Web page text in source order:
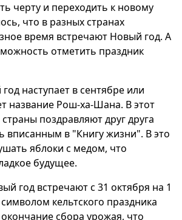
черту и переходить к новому
что в разных странах
время встречают Новый год. А
отметить праздник
наступает в сентябре или
название Рош-ха-Шана. В этот
поздравляют друг друга
вписанным в "Книгу жизни". В это
яблоки с медом, что
будущее.
год встречают с 31 октября на 1
кельтского праздника
сбора урожая, что